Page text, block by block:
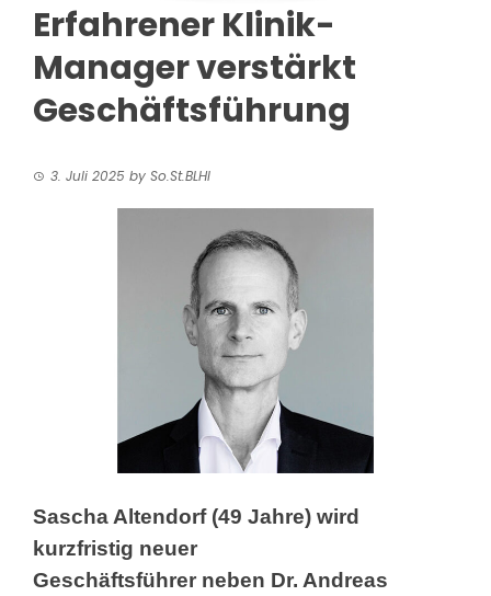
Erfahrener Klinik-
Manager verstärkt
Geschäftsführung
3. Juli 2025 by So.St.BLHI
Sascha Altendorf (49 Jahre) wird
kurzfristig neuer
Geschäftsführer neben Dr. Andreas